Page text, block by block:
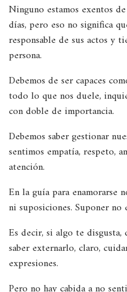
Ninguno estamos exentos
días, pero eso no significa
responsable de sus actos y
persona.
Debemos de ser capaces
todo lo que nos duele,
con doble de importancia.
Debemos saber gestionar
sentimos empatía, respeto,
atención.
En la guía para enamorarse
ni suposiciones. Suponer no
Es decir, si algo te disgusta,
saber externarlo, claro,
expresiones.